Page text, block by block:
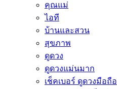
คุณแม่
ไอที
บ้านและสวน
สุขภาพ
ดูดวง
ดูดวงแม่นมาก
เช็คเบอร์ ดูดวงมือถือ